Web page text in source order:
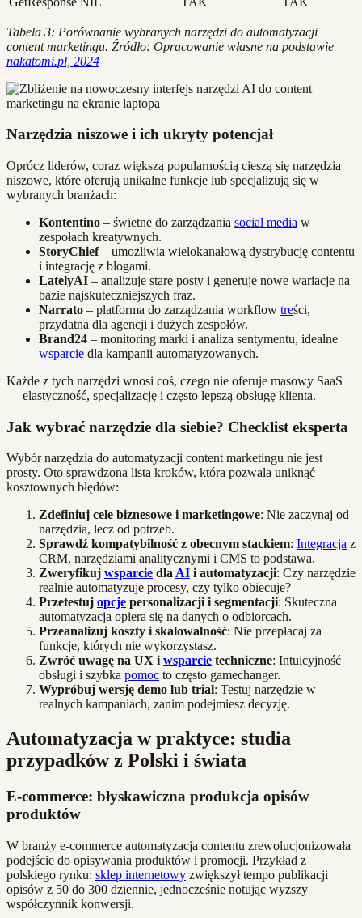
Tabela 3: Porównanie wybranych narzędzi do automatyzacji
content marketingu. Źródło: Opracowanie własne na podstawie
nakatomi.pl, 2024
Narzędzia niszowe i ich ukryty potencjał
Oprócz liderów, coraz większą popularnością cieszą się narzędzia
niszowe, które oferują unikalne funkcje lub specjalizują się w
wybranych branżach:
Kontentino – świetne do zarządzania social media w
zespołach kreatywnych.
StoryChief– umożliwia wielokanałową dystrybucję contentu
i integrację z blogami.
LatelyAI – analizuje stare posty i generuje nowe wariacje na
bazie najskuteczniejszych fraz.
Narrato – platforma do zarządzania workflow treści,
przydatna dla agencji i dużych zespołów.
Brand24 – monitoring marki i analiza sentymentu, idealne
wsparcie dla kampanii automatyzowanych.
Każde z tych narzędzi wnosi coś, czego nie oferuje masowy SaaS
— elastyczność, specjalizację i często lepszą obsługę klienta.
Jak wybrać narzędzie dla siebie? Checklist eksperta
Wybór narzędzia do automatyzacji content marketingu nie jest
prosty. Oto sprawdzona lista kroków, która pozwala uniknąć
kosztownych błędów:
Zdefiniuj cele biznesowe i marketingowe: Nie zaczynaj od
narzędzia, lecz od potrzeb.
Sprawdź kompatybilność z obecnym stackiem: Integracja z
CRM, narzędziami analitycznymi i CMS to podstawa.
Zweryfikuj wsparcie dlaAI i automatyzacji: Czy narzędzie
realnie automatyzuje procesy, czy tylko obiecuje?
Przetestuj opcje personalizacji i segmentacji: Skuteczna
automatyzacja opiera się na danych o odbiorcach.
Przeanalizuj koszty i skalowalność: Nie przepłacaj za
funkcje, których nie wykorzystasz.
Zwróć uwagę na UX iwsparcie techniczne: Intuicyjność
obsługi i szybka pomoc to często gamechanger.
Wypróbuj wersję demo lub trial: Testuj narzędzie w
realnych kampaniach, zanim podejmiesz decyzję.
Automatyzacja w praktyce: studia
przypadków z Polski i świata
E-commerce: błyskawiczna produkcja opisów
produktów
W branży e-commerce automatyzacja contentu zrewolucjonizowała
podejście do opisywania produktów i promocji. Przykład z
polskiego rynku: sklep internetowy zwiększył tempo publikacji
opisów z 50 do 300 dziennie, jednocześnie notując wyższy
współczynnik konwersji.